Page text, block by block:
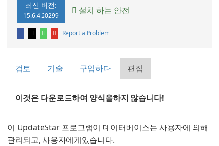
최신 버전:
15.6.4.20299 설치 하는 안전
Report a Problem
검토 기술 구입하다 편집
이것은 다운로드하여 양식을하지 않습니다!
이 UpdateStar 프로그램이 데이터베이스는 사용자에 의해
관리되고, 사용자에게있습니다.